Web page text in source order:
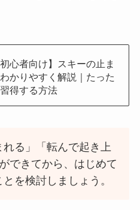
初心者向け】スキーの止ま
かりやすく解説｜たった
得する方法
れる」「転んで起き上
できてから、はじめて
を検討しましょう。